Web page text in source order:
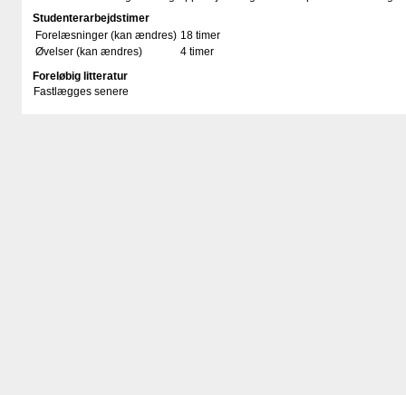
Studenterarbejdstimer
Forelæsninger (kan ændres) 18 timer
Øvelser (kan ændres)
4 timer
Foreløbig litteratur
Fastlægges senere